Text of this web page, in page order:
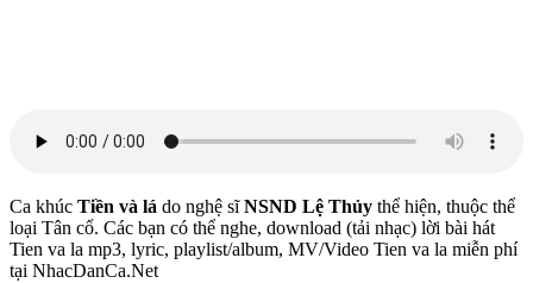
Ca khúc Tiền và lá do nghệ sĩNSND Lệ Thủy thể hiện, thuộc thể
loại Tân cổ. Các bạn có thể nghe, download (tải nhạc) lời bài hát
Tien va la mp3, lyric, playlist/album, MV/Video Tien va la miễn phí
tại NhacDanCa.Net